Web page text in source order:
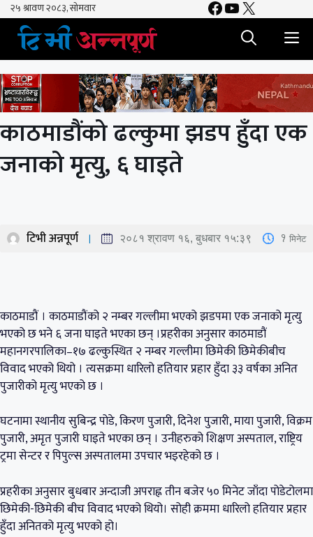
Skip
content
Facebook
YouTube
X
काठमाडौंको ढल्कुमा झडप हुँदा एक
जनाको मृत्यु, ६ घाइते
टिभी अन्नपूर्ण २०८१ श्रावण १६, बुधबार १५:३९ 1 मिनेट
काठमाडौं । काठमाडौंको २ नम्बर गल्लीमा भएको झडपमा एक जनाको मृत्यु
भएको छ भने ६ जना घाइते भएका छन् ।प्रहरीका अनुसार काठमाडौं
महानगरपालिका–१७ ढल्कुस्थित २ नम्बर गल्लीमा छिमेकी छिमेकीबीच
विवाद भएको थियो । त्यसक्रमा धारिलो हतियार प्रहार हुँदा ३३ वर्षका अनित
पुजारीको मृत्यु भएको छ ।
घटनामा स्थानीय सुबिन्द्र पोडे, किरण पुजारी, दिनेश पुजारी, माया पुजारी, विक्रम
पुजारी, अमृत पुजारी घाइते भएका छन् । उनीहरुको शिक्षण अस्पताल, राष्ट्रिय
ट्रमा सेन्टर र पिपुल्स अस्पतालमा उपचार भइरहेको छ ।
प्रहरीका अनुसार बुधबार अन्दाजी अपराह्न तीन बजेर ५० मिनेट जाँदा पोडेटोलमा
छिमेकी-छिमेकी बीच विवाद भएको थियो। सोही क्रममा धारिलो हतियार प्रहार
हुँदा अनितको मृत्यु भएको हो।